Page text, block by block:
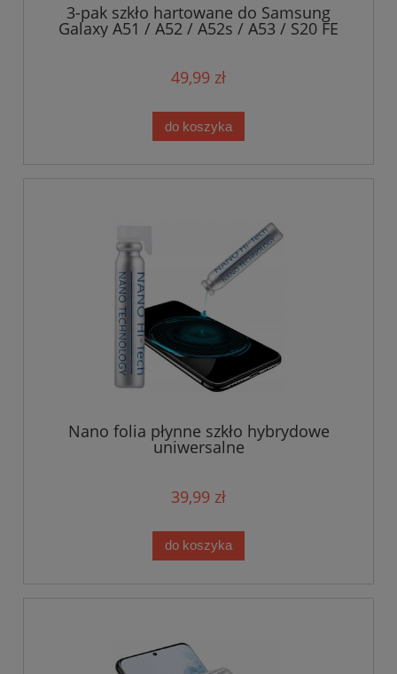
3-pak szkło hartowane do Samsung
Galaxy A51 / A52 / A52s / A53 / S20 FE
49,99 zł
do koszyka
Nano folia płynne szkło hybrydowe
uniwersalne
39,99 zł
do koszyka